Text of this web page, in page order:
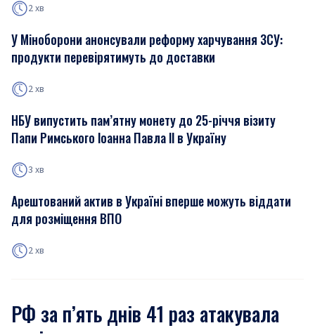
2 хв
У Міноборони анонсували реформу харчування ЗСУ:
продукти перевірятимуть до доставки
2 хв
НБУ випустить пам’ятну монету до 25-річчя візиту
Папи Римського Іоанна Павла ІІ в Україну
3 хв
Арештований актив в Україні вперше можуть віддати
для розміщення ВПО
2 хв
РФ за п’ять днів 41 раз атакувала